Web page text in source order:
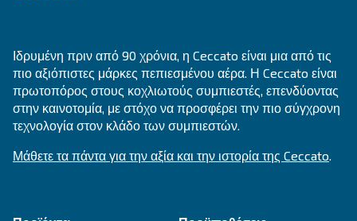
ΕΝΔΕΔΕΙΓΜΈΝΗ ΧΡΉΣΗ
Εφαρμογές πεπιεσμένου αέρα